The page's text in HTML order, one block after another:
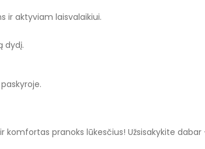
ir aktyviam laisvalaikiui.
dydį.
pranoks lūkesčius! Užsisakykite dabar